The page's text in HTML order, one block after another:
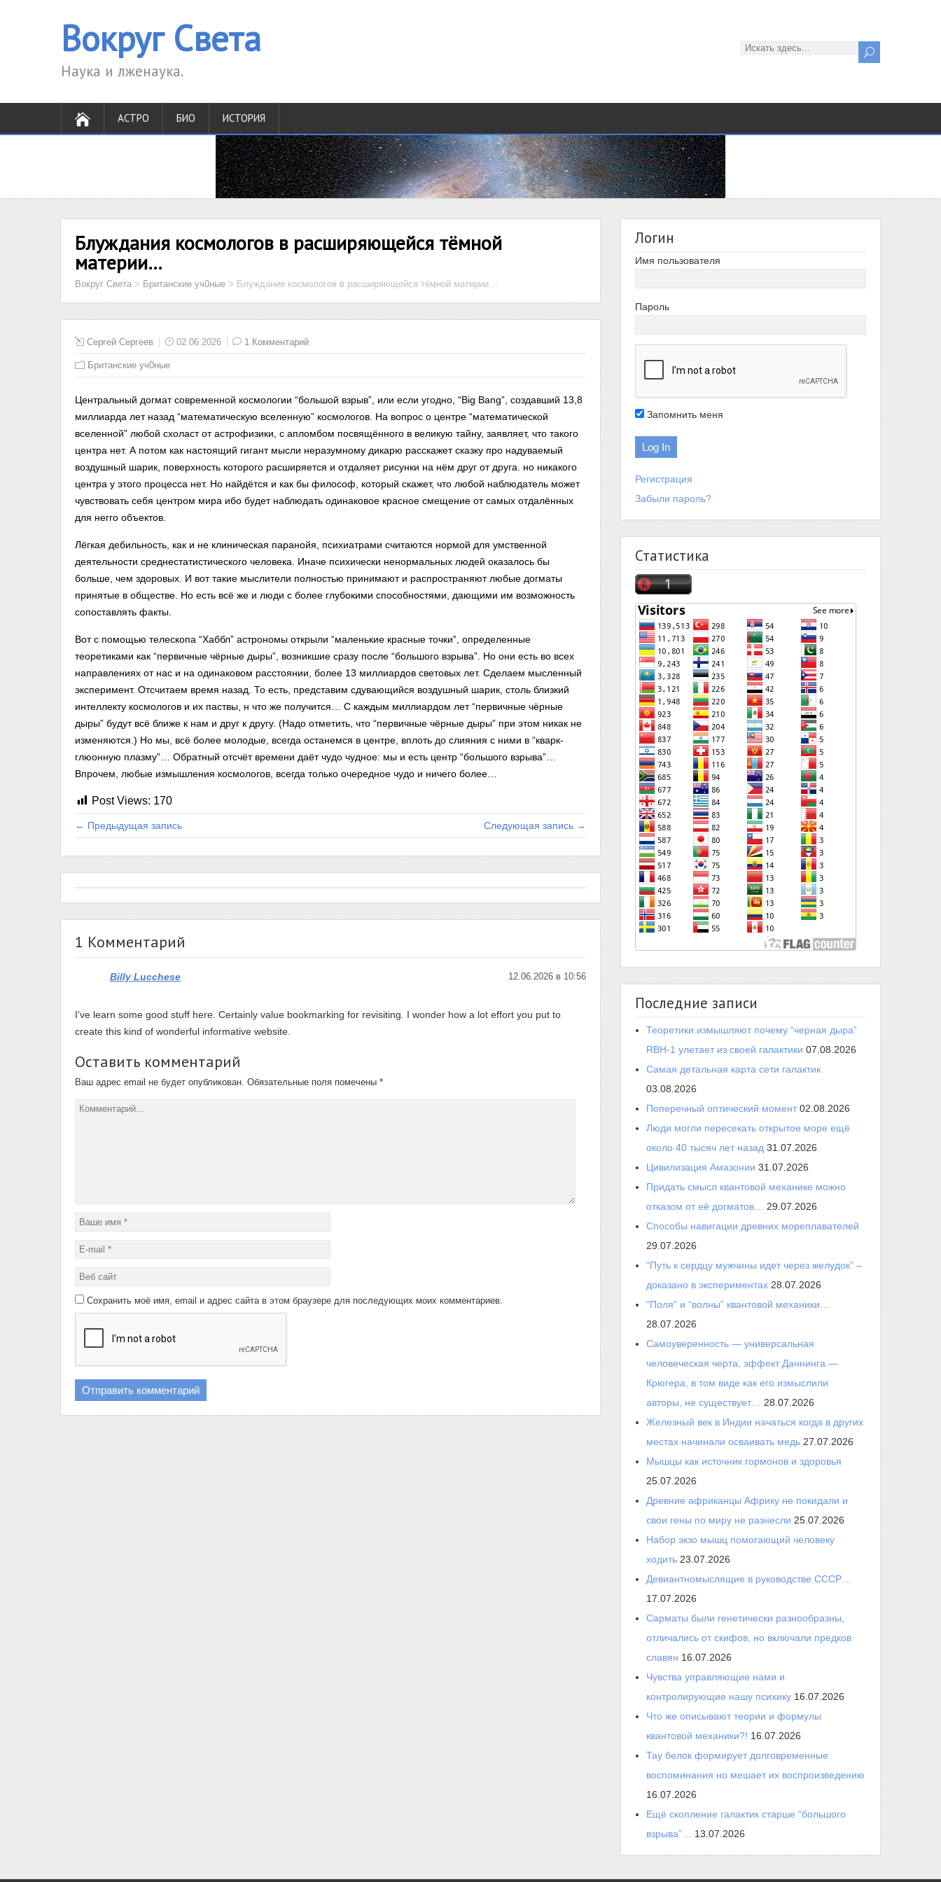
Вокруг Света
Наука и лженаука.
АСТРО БИО ИСТОРИЯ
Блуждания космологов в расширяющейся тёмной
материи…
Вокруг Света > Британские уч0ные > Блуждания космологов в расширяющейся тёмной материи…
Сергей Сергеев 02.06.2026 1 Комментарий
Британские уч0ные
Центральный догмат современной космологии “большой взрыв”, или если угодно, “Big Bang”, создавший 13,8
миллиарда лет назад “математическую вселенную” космологов. На вопрос о центре “математической
вселенной” любой схоласт от астрофизики, с апломбом посвящённого в великую тайну, заявляет, что такого
центра нет. А потом как настоящий гигант мысли неразумному дикарю расскажет сказку про надуваемый
воздушный шарик, поверхность которого расширяется и отдаляет рисунки на нём друг от друга. но никакого
центра у этого процесса нет. Но найдётся и как бы философ, который скажет, что любой наблюдатель может
чувствовать себя центром мира ибо будет наблюдать одинаковое красное смещение от самых отдалённых
для негго объектов.
Лёгкая дебильность, как и не клиническая паранойя, психиатрами считаются нормой для умственной
деятельности среднестатистического человека. Иначе психически ненормальных людей оказалось бы
больше, чем здоровых. И вот такие мыслители полностью принимают и распространяют любые догматы
принятые в обществе. Но есть всё же и люди с более глубокими способностями, дающими им возможность
сопоставлять факты.
Вот с помощью телескопа “Хаббл” астрономы открыли “маленькие красные точки”, определенные
теоретиками как “первичные чёрные дыры”, возникшие сразу после “большого взрыва”. Но они есть во всех
направлениях от нас и на одинаковом расстоянии, более 13 миллиардов световых лет. Сделаем мысленный
эксперимент. Отсчитаем время назад. То есть, представим сдувающийся воздушный шарик, столь близкий
интеллекту космологов и их паствы, н что же получится… С каждым миллиардом лет “первичные чёрные
дыры” будут всё ближе к нам и друг к другу. (Надо отметить, что “первичные чёрные дыры” при этом никак не
изменяются.) Но мы, всё более молодые, всегда останемся в центре, вплоть до слияния с ними в “кварк-
глюонную плазму”… Обратный отсчёт времени даёт чудо чудное: мы и есть центр “большого взрыва”…
Впрочем, любые измышления космологов, всегда только очередное чудо и ничего более…
Post Views: 170
← Предыдущая запись Следующая запись →
1 Комментарий
Billy Lucchese 12.06.2026 в 10:56
I’ve learn some good stuff here. Certainly value bookmarking for revisiting. I wonder how a lot effort you put to
create this kind of wonderful informative website.
Оставить комментарий
Ваш адрес email не будет опубликован. Обязательные поля помечены *
Сохранить моё имя, email и адрес сайта в этом браузере для последующих моих комментариев.
Логин
Имя пользователя
Пароль
Запомнить меня
Регистрация
Забыли пароль?
Статистика
Последние записи
Теоретики измышляют почему “черная дыра”
RBH-1 улетает из своей галактики 07.08.2026
Самая детальная карта сети галактик
03.08.2026
Поперечный оптический момент 02.08.2026
Люди могли пересекать открытое море ещё
около 40 тысяч лет назад 31.07.2026
Цивилизация Амазонии 31.07.2026
Придать смысл квантовой механике можно
отказом от её догматов…
29.07.2026
Способы навигации древних мореплавателей
29.07.2026
“Путь к сердцу мужчины идет через желудок” –
доказано в экспериментах 28.07.2026
“Поля” и “волны” квантовой механики…
28.07.2026
Самоуверенность — универсальная
человеческая черта, эффект Даннинга —
Крюгера, в том виде как его измыслили
авторы, не существует…
28.07.2026
Железный век в Индии начаться когда в других
местах начинали осваивать медь 27.07.2026
Мышцы как источник гормонов и здоровья
25.07.2026
Древние африканцы Африку не покидали и
свои гены по миру не разнесли 25.07.2026
Набор экзо мышц помогающий человеку
ходить 23.07.2026
Девиантномыслящие в руководстве СССР…
17.07.2026
Сарматы были генетически разнообразны,
отличались от скифов, но включали предков
славян 16.07.2026
Чувства управляющие нами и
контролирующие нашу психику 16.07.2026
Что же описывают теории и формулы
квантовой механики?! 16.07.2026
Тау белок формирует долговременные
воспоминания но мешает их воспроизведению
16.07.2026
Ещё скопление галактик старше “большого
взрыва”…
13.07.2026